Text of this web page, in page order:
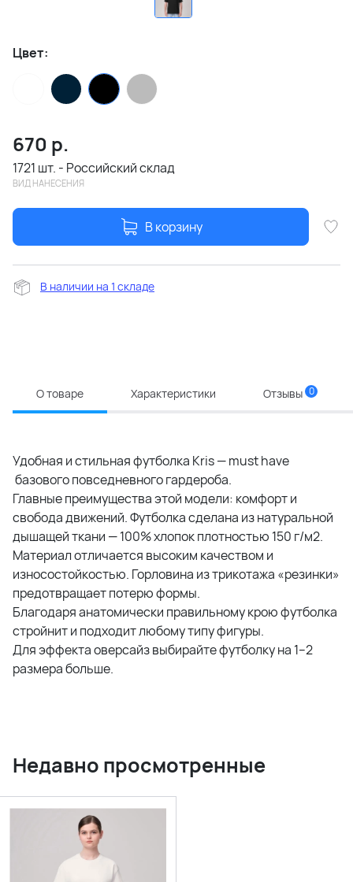
Цвет:
670 р.
1721 шт. - Российский склад
ВИД НАНЕСЕНИЯ
В корзину
В наличии на 1 складе
О товаре Характеристики Отзывы 0
Удобная и стильная футболка Kris — must have
базового повседневного гардероба.
Главные преимущества этой модели: комфорт и
свобода движений. Футболка сделана из натуральной
дышащей ткани — 100% хлопок плотностью 150 г/м2.
Материал отличается высоким качеством и
износостойкостью. Горловина из трикотажа «резинки»
предотвращает потерю формы.
Благодаря анатомически правильному крою футболка
стройнит и подходит любому типу фигуры.
Для эффекта оверсайз выбирайте футболку на 1–2
размера больше.
Недавно просмотренные